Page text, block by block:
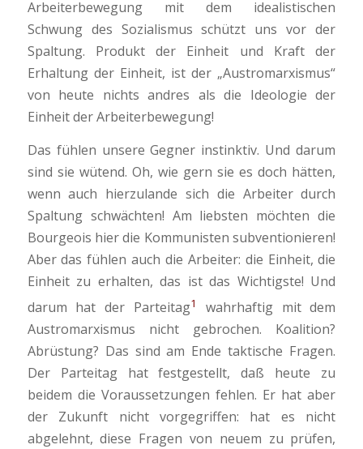
Arbeiterbewegung mit dem idealistischen
Schwung des Sozialismus schützt uns vor der
Spaltung. Produkt der Einheit und Kraft der
Erhaltung der Einheit, ist der „Austromarxismus“
von heute nichts andres als die Ideologie der
Einheit der Arbeiterbewegung!
Das fühlen unsere Gegner instinktiv. Und darum
sind sie wütend. Oh, wie gern sie es doch hätten,
wenn auch hierzulande sich die Arbeiter durch
Spaltung schwächten! Am liebsten möchten die
Bourgeois hier die Kommunisten subventionieren!
Aber das fühlen auch die Arbeiter: die Einheit, die
Einheit zu erhalten, das ist das Wichtigste! Und
darum hat der Parteitag1
wahrhaftig mit dem
Austromarxismus nicht gebrochen. Koalition?
Abrüstung? Das sind am Ende taktische Fragen.
Der Parteitag hat festgestellt, daß heute zu
beidem die Voraussetzungen fehlen. Er hat aber
der Zukunft nicht vorgegriffen: hat es nicht
abgelehnt, diese Fragen von neuem zu prüfen,